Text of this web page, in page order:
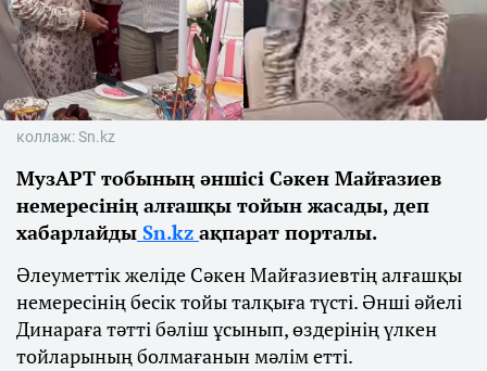
коллаж: Sn.kz
МузАРТ тобының әншісі Сәкен Майғазиев
немересінің алғашқы тойын жасады, деп
хабарлайды Sn.kz ақпарат порталы.
Әлеуметтік желіде Сәкен Майғазиевтің алғашқы
немересінің бесік тойы талқыға түсті. Әнші әйелі
Динараға тәтті бәліш ұсынып, өздерінің үлкен
тойларының болмағанын мәлім етті.